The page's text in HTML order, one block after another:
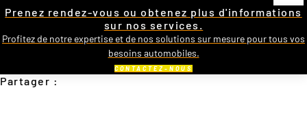
Prenez rendez-vous ou obtenez plus d'informations
sur nos services.
Profitez de notre expertise et de nos solutions sur mesure pour tous vos
besoins automobiles.
CONTACTEZ-NOUS
Partager :